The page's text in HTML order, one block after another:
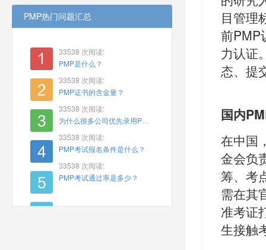
目管理
前PMP
力认证
态、提
国内
在中国
金会负
筹、考
需在其
准考证
生接触
PMP热门问题汇总
33538 次阅读:
PMP是什么？
33538 次阅读:
PMP证书的含金量？
33538 次阅读:
为什么很多公司优先录用PMP？
33538 次阅读:
PMP考试报名条件是什么？
33538 次阅读:
PMP考试通过率是多少？